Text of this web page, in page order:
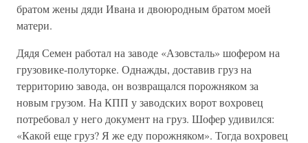
братом жены дяди Ивана и двоюродным братом моей
матери.
Дядя Семен работал на заводе «Азовсталь» шофером на
грузовике-полуторке. Однажды, доставив груз на
территорию завода, он возвращался порожняком за
новым грузом. На КПП у заводских ворот вохровец
потребовал у него документ на груз. Шофер удивился:
«Какой еще груз? Я же еду порожняком». Тогда вохровец